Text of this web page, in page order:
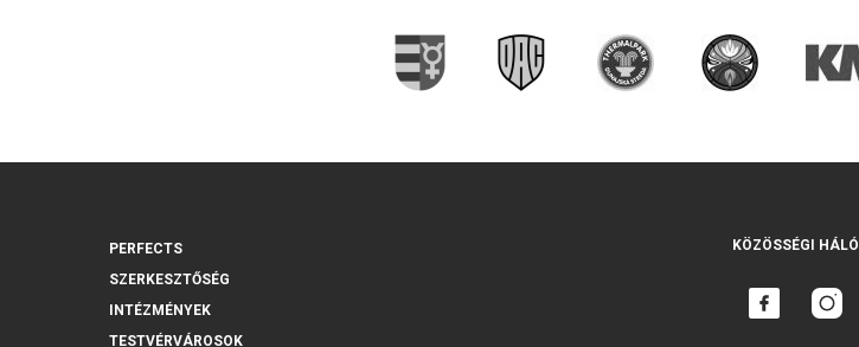
PERFECTS
SZERKESZTŐSÉG
INTÉZMÉNYEK
TESTVÉRVÁROSOK
KÖZÖSSÉGI HÁLÓ